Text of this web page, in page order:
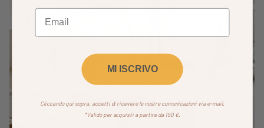
MI ISCRIVO
Cliccando qui sopra, accetti di ricevere le nostre comunicazioni via e-mail.
*Valido per acquisti a partire da 150 €.